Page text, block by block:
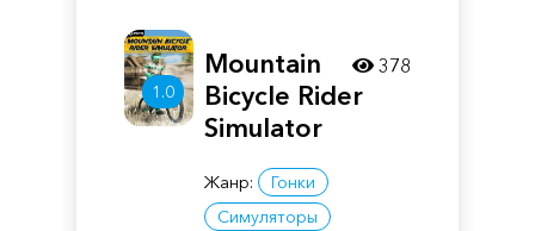
1.0
Mountain
Bicycle Rider
Simulator
Жанр:
Гонки
Симуляторы
378